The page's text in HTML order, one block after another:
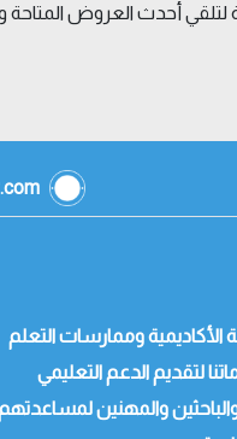
لتلقي أحدث العروض
الأكاديمية وممارسات التعلم
لتقديم الدعم التعليمي
والمهنين لمساعدتهم